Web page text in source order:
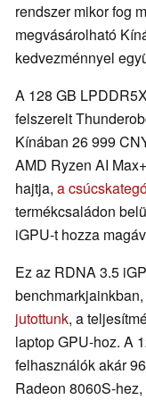
rendszer mikor fog
megvásárolható
kedvezménnyel
A 128 GB
felszerelt
Kínában 26 999
AMD Ryzen AI
hajtja, a
termékcsaládon
iGPU-t hozza
Ez az RDNA 3.5
jutottunk, a
laptop GPU-hoz. A
felhasználók akár
Radeon 8060S-